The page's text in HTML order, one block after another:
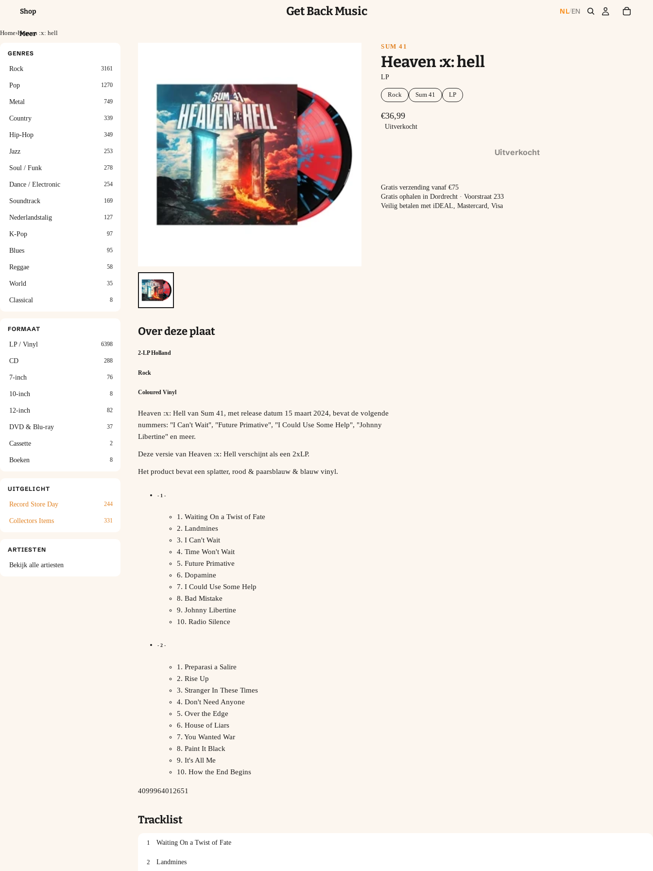
Shop
Meer
Get Back Music NL/EN
Home›Heaven :x: hell
GENRES
Rock 3161
Pop 1270
Metal 749
Country 339
Hip-Hop 349
Jazz 253
Soul / Funk 278
Dance / Electronic 254
Soundtrack 169
Nederlandstalig 127
K-Pop 97
Blues 95
Reggae 58
World 35
Classical 8
FORMAAT
LP / Vinyl 6398
CD 288
7-inch 76
10-inch 8
12-inch 82
DVD & Blu-ray 37
Cassette 2
Boeken 8
UITGELICHT
Record Store Day 244
Collectors Items 331
ARTIESTEN
Bekijk alle artiesten
SUM 41
Heaven :x: hell
LP
Rock Sum 41 LP
€36,99
Uitverkocht
Uitverkocht
Gratis verzending vanaf €75
Gratis ophalen in Dordrecht · Voorstraat 233
Veilig betalen met iDEAL, Mastercard, Visa
Over deze plaat
2-LP Holland
Rock
Coloured Vinyl
Heaven :x: Hell van Sum 41, met release datum 15 maart 2024, bevat de volgende
nummers: "I Can't Wait", "Future Primative", "I Could Use Some Help", "Johnny
Libertine" en meer.
Deze versie van Heaven :x: Hell verschijnt als een 2xLP.
Het product bevat een splatter, rood & paarsblauw & blauw vinyl.
- 1 -
1. Waiting On a Twist of Fate
2. Landmines
3. I Can't Wait
4. Time Won't Wait
5. Future Primative
6. Dopamine
7. I Could Use Some Help
8. Bad Mistake
9. Johnny Libertine
10. Radio Silence
- 2 -
1. Preparasi a Salire
2. Rise Up
3. Stranger In These Times
4. Don't Need Anyone
5. Over the Edge
6. House of Liars
7. You Wanted War
8. Paint It Black
9. It's All Me
10. How the End Begins
4099964012651
Tracklist
1 Waiting On a Twist of Fate
2 Landmines